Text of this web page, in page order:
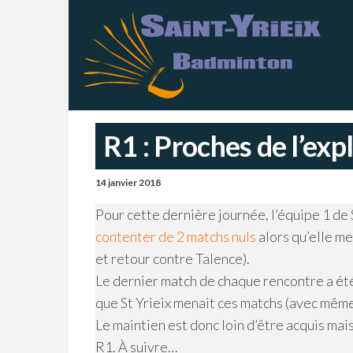
R1 : Proches de
14 janvier 2018
Pour cette dernière journée, l’équipe 1
contenter de 2 matchs nuls alors qu’elle
et retour contre Talence).
Le dernier match de chaque rencontre a
que St Yrieix menait ces matchs (avec
Le maintien est donc loin d’être acquis
R1. À suivre…